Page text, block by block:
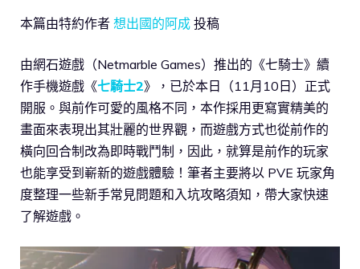
本篇由特約作者 想出國的阿成 投稿
由網石遊戲（Netmarble Games）推出的《七騎士》續
作手機遊戲《七騎士2》，已於本日（11月10日）正式
開服。與前作可愛的風格不同，本作採用更寫實精美的
畫面來表現出其壯麗的世界觀，而遊戲方式也從前作的
橫向回合制改為即時戰鬥制，因此，就算是前作的玩家
也能享受到嶄新的遊戲體驗！筆者主要將以 PVE 玩家角
度整理一些新手常見問題和入坑攻略須知，帶大家快速
了解遊戲。